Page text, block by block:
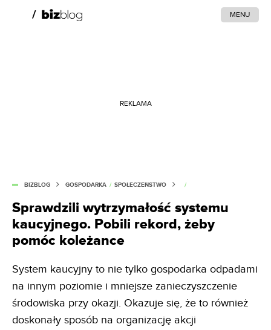
MENU
REKLAMA
BIZBLOG GOSPODARKA / SPOŁECZEŃSTWO /
Sprawdzili wytrzymałość systemu
kaucyjnego. Pobili rekord, żeby
pomóc koleżance
System kaucyjny to nie tylko gospodarka odpadami
na innym poziomie i mniejsze zanieczyszczenie
środowiska przy okazji. Okazuje się, że to również
doskonały sposób na organizację akcji